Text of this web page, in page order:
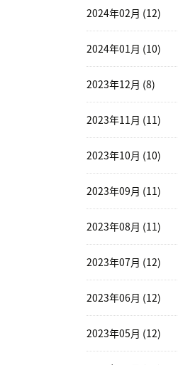
2024年02月 (12)
2024年01月 (10)
2023年12月 (8)
2023年11月 (11)
2023年10月 (10)
2023年09月 (11)
2023年08月 (11)
2023年07月 (12)
2023年06月 (12)
2023年05月 (12)